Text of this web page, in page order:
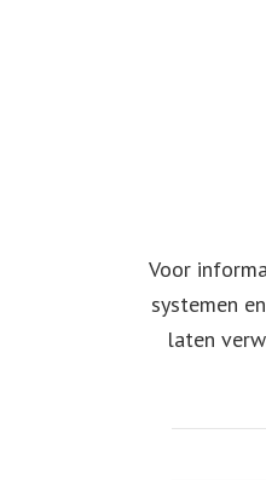
Voor
systemen
laten